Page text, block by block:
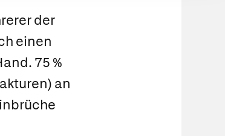
der
einen
75 %
an